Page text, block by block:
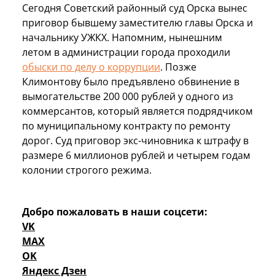
Сегодня Советский районный суд Орска вынес
приговор бывшему заместителю главы Орска и
начальнику УЖКХ. Напомним, нынешним
летом в администрации города проходили
обыски по делу о коррупции. Позже
Климонтову было предъявлено обвинение в
вымогательстве 200 000 рублей у одного из
коммерсантов, который является подрядчиком
по муниципальному контракту по ремонту
дорог. Суд приговор экс-чиновника к штрафу в
размере 6 миллионов рублей и четырем годам
колонии строгого режима.
Добро пожаловать в наши соцсети:
VK
MAX
OK
Яндекс Дзен